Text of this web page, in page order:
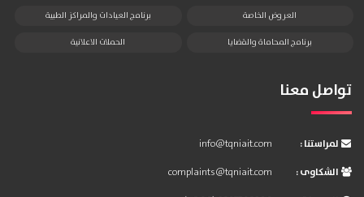
العروض الخاصة برنامج العيادات والمراكز الطبية
برنامج المحاماة والقضايا الحملات الاعلانية
تواصل معنا
: لمراستنا
info@tqniait.com
: الشكاوى
complaints@tqniait.com